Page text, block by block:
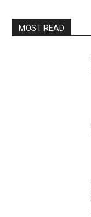
MOST READ